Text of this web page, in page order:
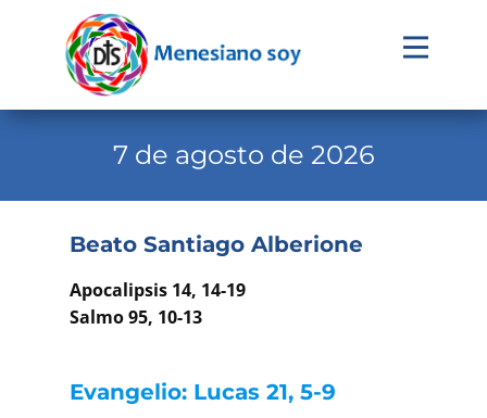
Evangelio
Familia Menesiana
Recursos
7 de agosto de 2026
Beato Santiago Alberione
Apocalipsis 14, 14-19
Salmo 95, 10-13
Evangelio: Lucas 21, 5-9